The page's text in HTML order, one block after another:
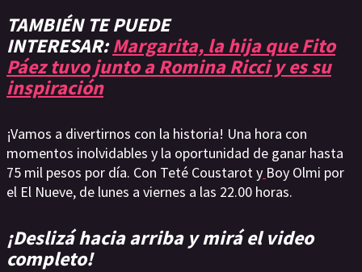
TAMBIÉN TE PUEDE
INTERESAR:Margarita, la hija que Fito
Páez tuvo junto a Romina Ricci y es su
inspiración
¡Vamos a divertirnos con la historia! Una hora con
momentos inolvidables y la oportunidad de ganar hasta
75 mil pesos por día. Con Teté Coustarot y Boy Olmi por
el El Nueve, de lunes a viernes a las 22.00 horas.
¡Deslizá hacia arriba y mirá el video
completo!